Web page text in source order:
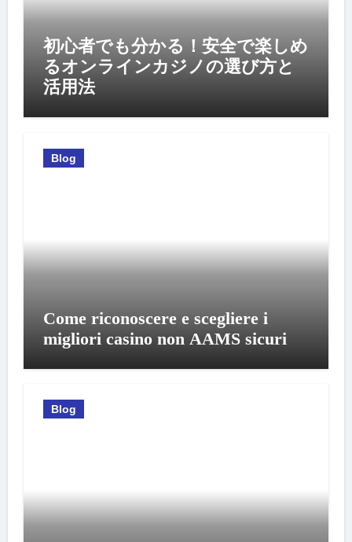
初心者でも分かる！安全で楽しめ
るオンラインカジノの選び方と
活用法
Blog
Come riconoscere e scegliere i
migliori casino non AAMS sicuri
Blog